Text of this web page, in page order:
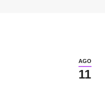
AGO
11